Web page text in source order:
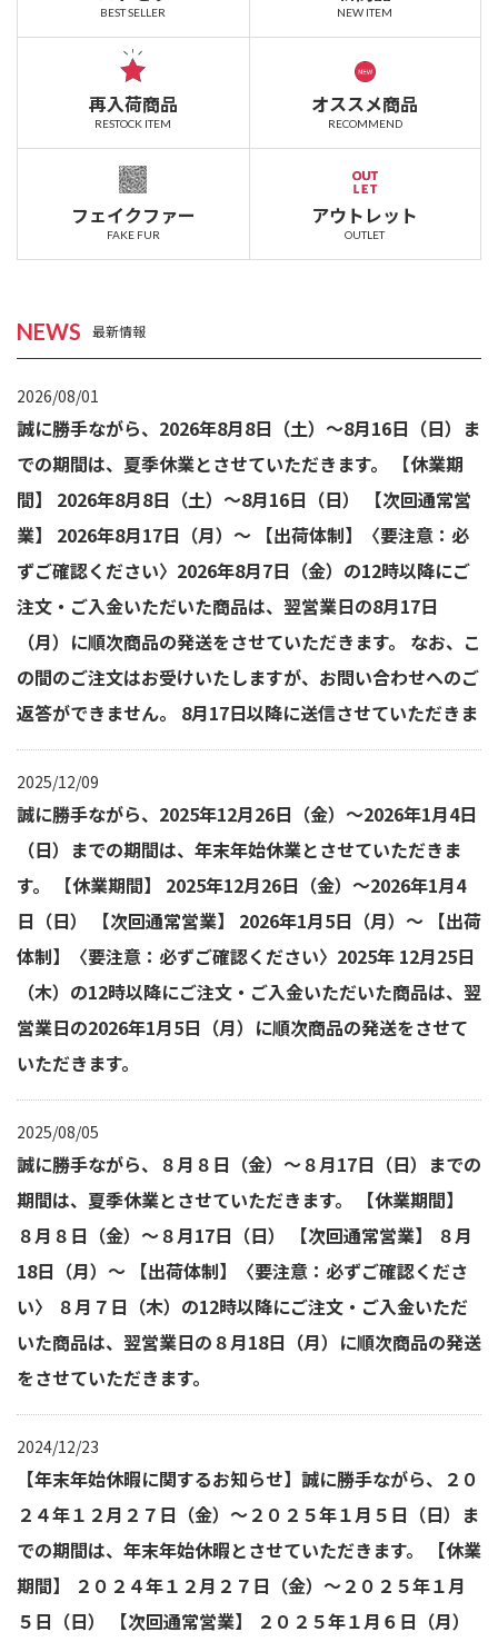
BEST SELLER NEW ITEM
再入荷商品
RESTOCK ITEM
オススメ商品
RECOMMEND
フェイクファー
FAKE FUR
アウトレット
OUTLET
NEWS 最新情報
2026/08/01
誠に勝手ながら、2026年8月8日（土）～8月16日（日）ま
での期間は、夏季休業とさせていただきます。 【休業期
間】 2026年8月8日（土）～8月16日（日） 【次回通常営
業】 2026年8月17日（月）～ 【出荷体制】〈要注意：必
ずご確認ください〉2026年8月7日（金）の12時以降にご
注文・ご入金いただいた商品は、翌営業日の8月17日
（月）に順次商品の発送をさせていただきます。 なお、こ
の間のご注文はお受けいたしますが、お問い合わせへのご
返答ができません。 8月17日以降に送信させていただきま
2025/12/09
誠に勝手ながら、2025年12月26日（金）～2026年1月4日
（日）までの期間は、年末年始休業とさせていただきま
す。 【休業期間】 2025年12月26日（金）～2026年1月4
日（日） 【次回通常営業】 2026年1月5日（月）～ 【出荷
体制】〈要注意：必ずご確認ください〉2025年 12月25日
（木）の12時以降にご注文・ご入金いただいた商品は、翌
営業日の2026年1月5日（月）に順次商品の発送をさせて
いただきます。
2025/08/05
誠に勝手ながら、８月８日（金）～８月17日（日）までの
期間は、夏季休業とさせていただきます。 【休業期間】
８月８日（金）～８月17日（日） 【次回通常営業】 ８月
18日（月）～ 【出荷体制】〈要注意：必ずご確認くださ
い〉 ８月７日（木）の12時以降にご注文・ご入金いただ
いた商品は、翌営業日の８月18日（月）に順次商品の発送
をさせていただきます。
2024/12/23
【年末年始休暇に関するお知らせ】誠に勝手ながら、２０
２４年１２月２７日（金）～２０２５年１月５日（日）ま
での期間は、年末年始休暇とさせていただきます。 【休業
期間】 ２０２４年１２月２７日（金）～２０２５年１月
５日（日） 【次回通常営業】 ２０２５年１月６日（月）